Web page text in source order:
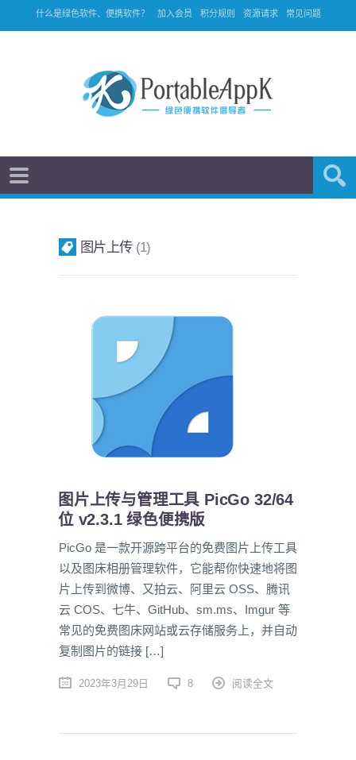
什么是绿色软件、便携软件？ 加入会员 积分规则 资源请求 常见问题
图片上传 1
图片上传与管理工具 PicGo 32/64
位 v2.3.1 绿色便携版
PicGo 是一款开源跨平台的免费图片上传工具
以及图床相册管理软件，它能帮你快速地将图
片上传到微博、又拍云、阿里云 OSS、腾讯
云 COS、七牛、GitHub、sm.ms、Imgur 等
常见的免费图床网站或云存储服务上，并自动
复制图片的链接 […]
2023年3月29日 8 阅读全文